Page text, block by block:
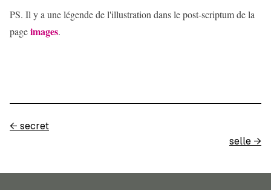
PS. Il y a une légende de l'illustration dans le post-scriptum de la
pageimages.
← secret
selle →